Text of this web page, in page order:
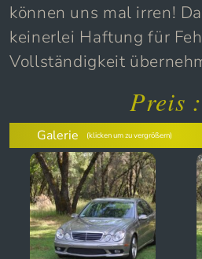
können uns mal irren!
keinerlei Haftung für
Vollständigkeit
Preis :
Galerie (klicken um zu vergrößern)